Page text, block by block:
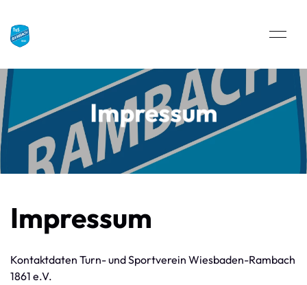
Impressum
Impressum
Kontaktdaten Turn- und Sportverein Wiesbaden-Rambach
1861 e.V.